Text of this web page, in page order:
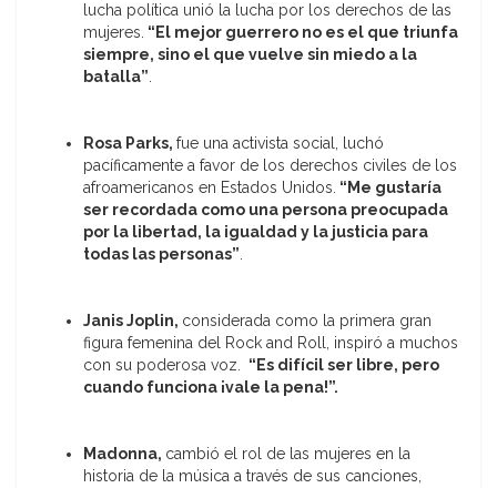
lucha política unió la lucha por los derechos de las
mujeres. “El mejor guerrero no es el que triunfa
siempre, sino el que vuelve sin miedo a la
batalla”.
Rosa Parks, fue una activista social, luchó
pacíficamente a favor de los derechos civiles de los
afroamericanos en Estados Unidos. “Me gustaría
ser recordada como una persona preocupada
por la libertad, la igualdad y la justicia para
todas las personas”.
Janis Joplin, considerada como la primera gran
figura femenina del Rock and Roll, inspiró a muchos
con su poderosa voz. “Es difícil ser libre, pero
cuando funciona ¡vale la pena!”.
Madonna, cambió el rol de las mujeres en la
historia de la música a través de sus canciones,